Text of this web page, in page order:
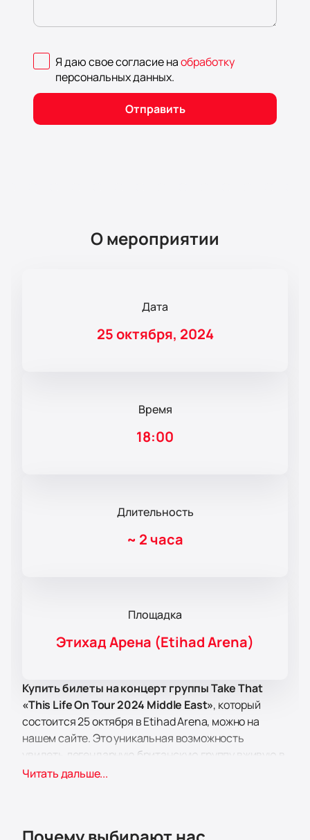
Я даю свое согласие наобработку
персональных данных.
Отправить
О мероприятии
Дата
25 октября, 2024
Время
18:00
Длительность
~ 2 часа
Площадка
Этихад Арена (Etihad Arena)
Купить билеты на концерт группы Take That
«This Life On Tour 2024 Middle East», который
состоится 25 октября в Etihad Arena, можно на
нашем сайте. Это уникальная возможность
увидеть легендарную британскую группу вживую в
Абу-Даби. Take That, образованная в 1990 году,
Читать дальше...